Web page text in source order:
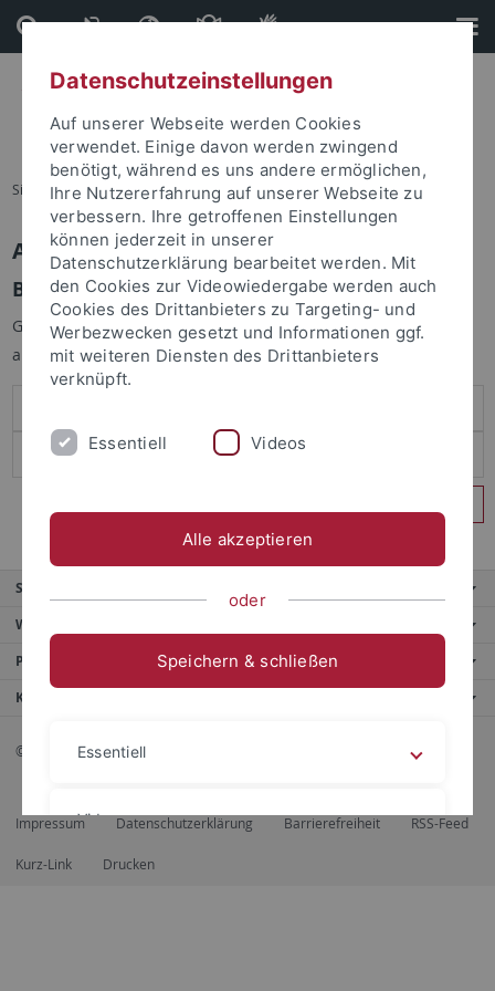
Direkt
zum
Inhalt
Direkt
zur
Fußleiste
Sie sind hier: Startseite
Anmelden
Benutzeranmeldung
Geben Sie Ihren Benutzernamen und Ihr Passwort an um sich
anzumelden:
Service
Weitere Angebote
Portale
Kontaktinfo
© 2026 Eberhard Karls Universität Tübingen, Tübingen
Impressum Datenschutzerklärung Barrierefreiheit RSS-Feed
Kurz-Link Drucken
Datenschutzeinstellungen
Auf unserer Webseite werden Cookies
verwendet. Einige davon werden zwingend
benötigt, während es uns andere ermöglichen,
Ihre Nutzererfahrung auf unserer Webseite zu
verbessern. Ihre getroffenen Einstellungen
können jederzeit in unserer
Datenschutzerklärung bearbeitet werden. Mit
den Cookies zur Videowiedergabe werden auch
Cookies des Drittanbieters zu Targeting- und
Werbezwecken gesetzt und Informationen ggf.
mit weiteren Diensten des Drittanbieters
verknüpft.
Essentiell Videos
Alle akzeptieren
oder
Speichern & schließen
Essentiell
Videos